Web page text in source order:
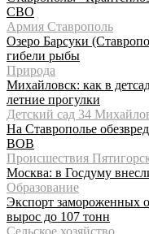
СВО
Армия Ставрополь
Озеро Барсуки
гибели рыбы
Природа
Михайловск: как в
летние прогулки
Детский сад 34
На Ставрополье
ВОВ
Происшествия
Москва: в Госдуму
Образование
Экспорт замороженных
вырос до 107 тонн
Сельское хозяйство